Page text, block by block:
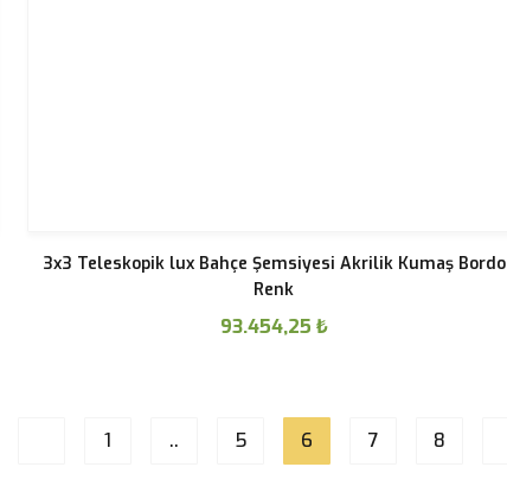
3x3 Teleskopik lux Bahçe Şemsiyesi Akrilik Kumaş Bordo
Renk
93.454,25 ₺
1 .. 5 6 7 8